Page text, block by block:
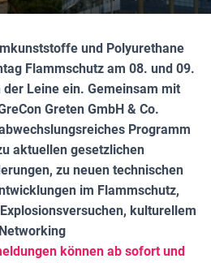
und Polyurethane
Flammschutz am 08. und 09.
Leine ein. Gemeinsam mit
Greten GmbH & Co.
Programm
aktuellen gesetzlichen
zu neuen technischen
im Flammschutz,
kulturellem
können ab sofort und